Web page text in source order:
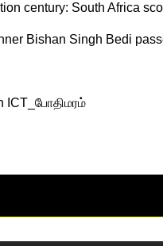
century: South Africa
Bishan Singh Bedi
ICT_போதிமரம்